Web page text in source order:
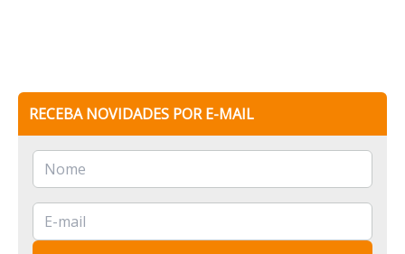
RECEBA NOVIDADES POR E-MAIL